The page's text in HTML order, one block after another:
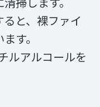
と、裸ファイ
す。
ルアルコールを